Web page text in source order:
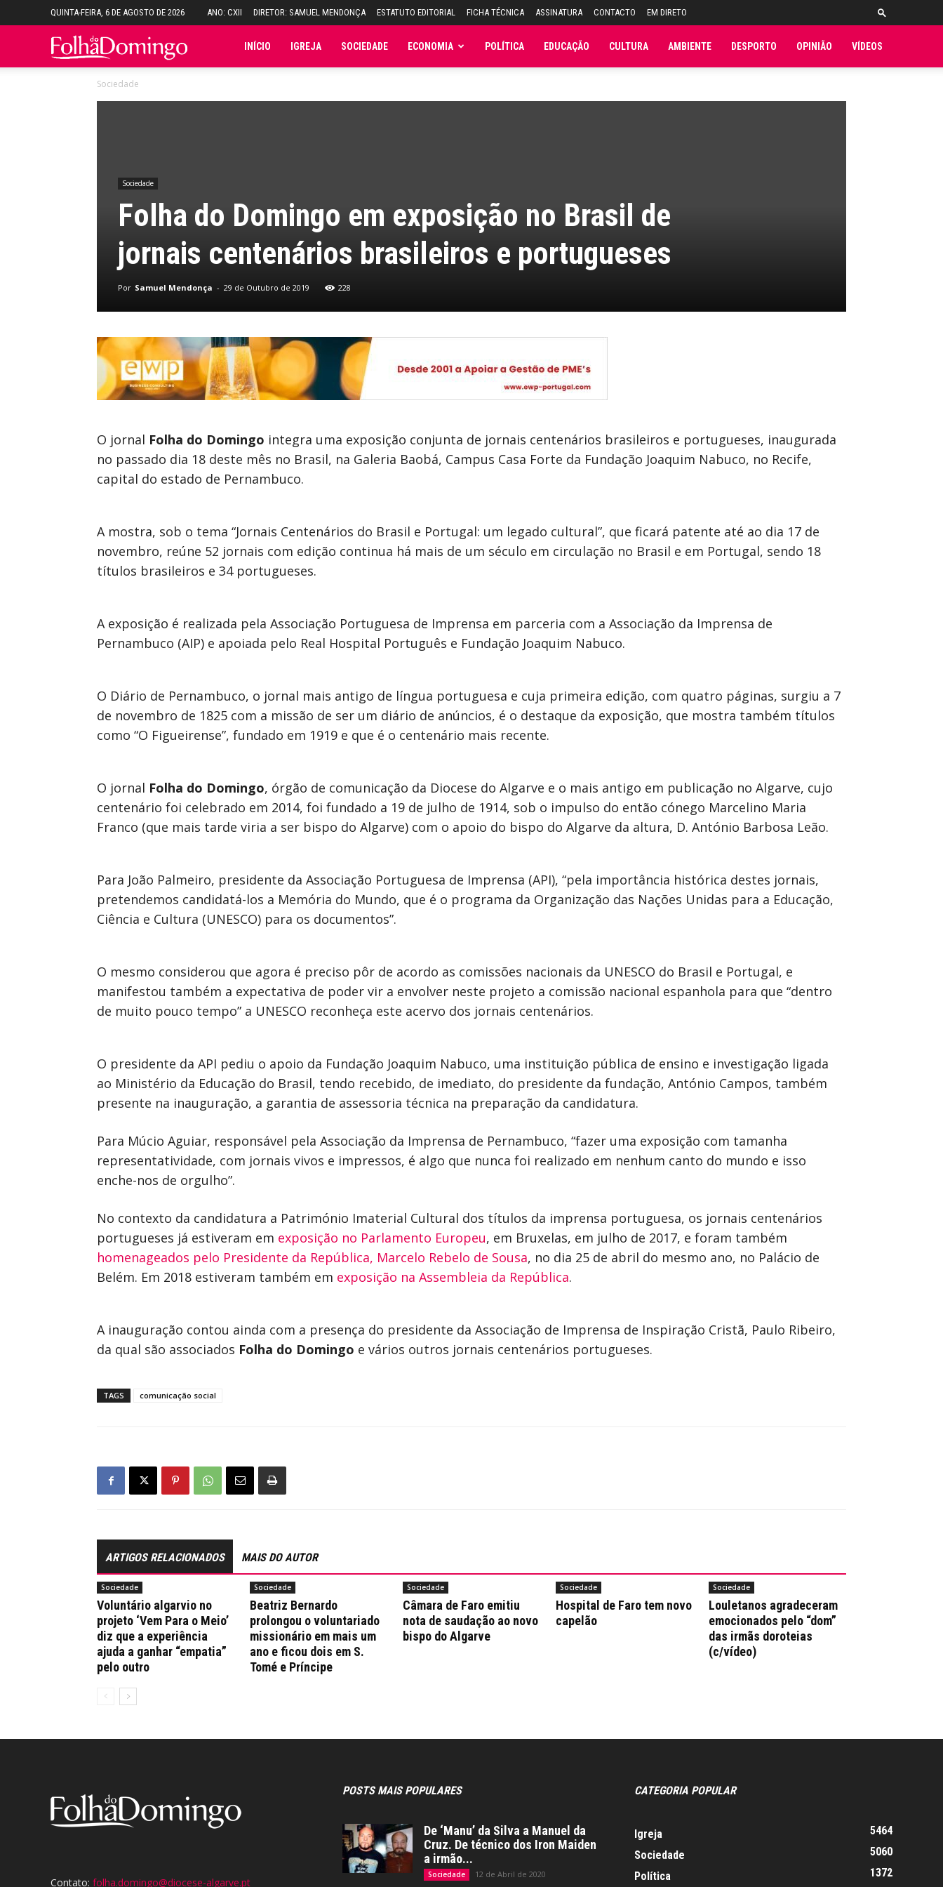
QUINTA-FEIRA, 6 DE AGOSTO DE 2026 ANO: CXII DIRETOR: SAMUEL MENDONÇA ESTATUTO EDITORIAL FICHA TÉCNICA ASSINATURA CONTACTO EM DIRETO
Folha INÍCIO IGREJA SOCIEDADE ECONOMIA POLÍTICA EDUCAÇÃO CULTURA AMBIENTE DESPORTO OPINIÃO VÍDEOS
Sociedade
Sociedade
Folha do Domingo em exposição no Brasil de
jornais centenários brasileiros e portugueses
Por Samuel Mendonça - 29 de Outubro de 2019 228
O jornal Folha do Domingo integra uma exposição conjunta de jornais centenários brasileiros e portugueses, inaugurada
no passado dia 18 deste mês no Brasil, na Galeria Baobá, Campus Casa Forte da Fundação Joaquim Nabuco, no Recife,
capital do estado de Pernambuco.
A mostra, sob o tema “Jornais Centenários do Brasil e Portugal: um legado cultural”, que ficará patente até ao dia 17 de
novembro, reúne 52 jornais com edição continua há mais de um século em circulação no Brasil e em Portugal, sendo 18
títulos brasileiros e 34 portugueses.
A exposição é realizada pela Associação Portuguesa de Imprensa em parceria com a Associação da Imprensa de
Pernambuco (AIP) e apoiada pelo Real Hospital Português e Fundação Joaquim Nabuco.
O Diário de Pernambuco, o jornal mais antigo de língua portuguesa e cuja primeira edição, com quatro páginas, surgiu a 7
de novembro de 1825 com a missão de ser um diário de anúncios, é o destaque da exposição, que mostra também títulos
como “O Figueirense”, fundado em 1919 e que é o centenário mais recente.
O jornal Folha do Domingo, órgão de comunicação da Diocese do Algarve e o mais antigo em publicação no Algarve, cujo
centenário foi celebrado em 2014, foi fundado a 19 de julho de 1914, sob o impulso do então cónego Marcelino Maria
Franco (que mais tarde viria a ser bispo do Algarve) com o apoio do bispo do Algarve da altura, D. António Barbosa Leão.
Para João Palmeiro, presidente da Associação Portuguesa de Imprensa (API), “pela importância histórica destes jornais,
pretendemos candidatá-los a Memória do Mundo, que é o programa da Organização das Nações Unidas para a Educação,
Ciência e Cultura (UNESCO) para os documentos”.
O mesmo considerou que agora é preciso pôr de acordo as comissões nacionais da UNESCO do Brasil e Portugal, e
manifestou também a expectativa de poder vir a envolver neste projeto a comissão nacional espanhola para que “dentro
de muito pouco tempo” a UNESCO reconheça este acervo dos jornais centenários.
O presidente da API pediu o apoio da Fundação Joaquim Nabuco, uma instituição pública de ensino e investigação ligada
ao Ministério da Educação do Brasil, tendo recebido, de imediato, do presidente da fundação, António Campos, também
presente na inauguração, a garantia de assessoria técnica na preparação da candidatura.
Para Múcio Aguiar, responsável pela Associação da Imprensa de Pernambuco, “fazer uma exposição com tamanha
representatividade, com jornais vivos e impressos, é algo que nunca foi realizado em nenhum canto do mundo e isso
enche-nos de orgulho”.
No contexto da candidatura a Património Imaterial Cultural dos títulos da imprensa portuguesa, os jornais centenários
portugueses já estiveram em exposição no Parlamento Europeu, em Bruxelas, em julho de 2017, e foram também
homenageados pelo Presidente da República, Marcelo Rebelo de Sousa, no dia 25 de abril do mesmo ano, no Palácio de
Belém. Em 2018 estiveram também em exposição na Assembleia da República.
A inauguração contou ainda com a presença do presidente da Associação de Imprensa de Inspiração Cristã, Paulo Ribeiro,
da qual são associados Folha do Domingo e vários outros jornais centenários portugueses.
TAGS comunicação social
ARTIGOS RELACIONADOS MAIS DO AUTOR
Sociedade
Voluntário algarvio no
projeto ‘Vem Para o Meio’
diz que a experiência
ajuda a ganhar “empatia”
pelo outro
Sociedade
Beatriz Bernardo
prolongou o voluntariado
missionário em mais um
ano e ficou dois em S.
Tomé e Príncipe
Sociedade
Câmara de Faro emitiu
nota de saudação ao novo
bispo do Algarve
Sociedade
Hospital de Faro tem novo
capelão
Sociedade
Louletanos agradeceram
emocionados pelo “dom”
das irmãs doroteias
(c/vídeo)
Contato: folha.domingo@diocese-algarve.pt
POSTS MAIS POPULARES
De ‘Manu’ da Silva a Manuel da
Cruz. De técnico dos Iron Maiden
a irmão...
Sociedade 12 de Abril de 2020
CATEGORIA POPULAR
Igreja
5464
Sociedade
5060
Política
1372